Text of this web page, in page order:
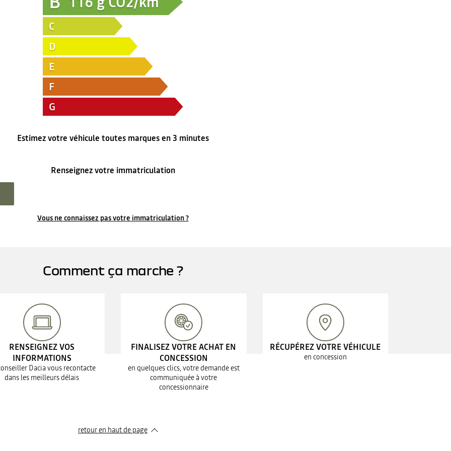
C
D
E
F
G
Estimez votre véhicule toutes marques en 3 minutes
Renseignez votre immatriculation
Vous ne connaissez pas votre immatriculation ?
Comment ça marche ?
RENSEIGNEZ VOS
INFORMATIONS
Dacia vous recontacte
dans les meilleurs délais
FINALISEZ VOTRE ACHAT EN
CONCESSION
en quelques clics, votre demande est
communiquée à votre
concessionnaire
RÉCUPÉREZ VOTRE VÉHICULE
en concession
retour en haut de page​